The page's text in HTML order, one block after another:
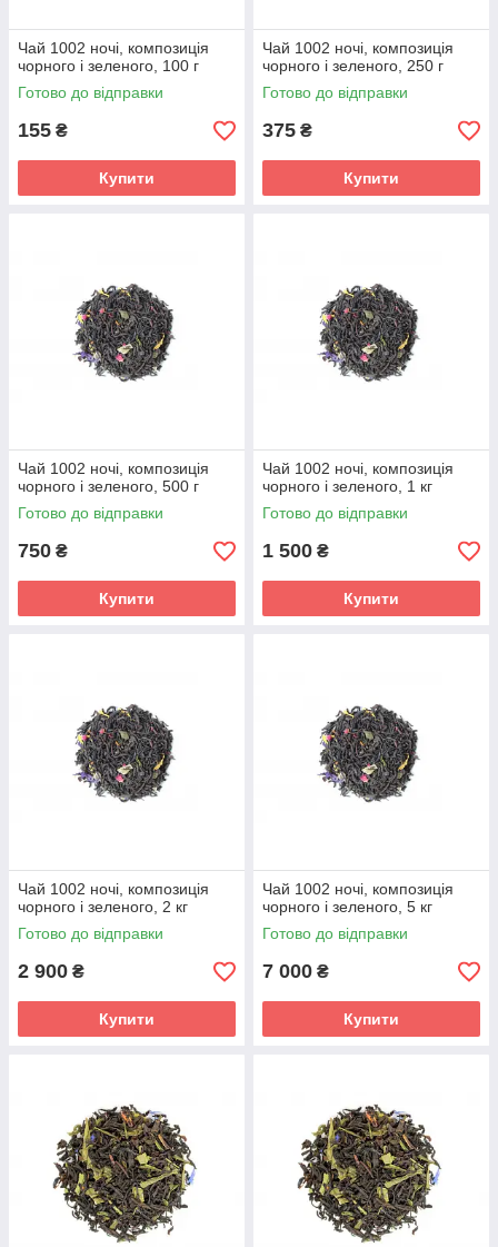
Чай 1002 ночі, композиція
чорного і зеленого, 100 г
Готово до відправки
155 ₴
Купити
Чай 1002 ночі, композиція
чорного і зеленого, 250 г
Готово до відправки
375 ₴
Купити
Чай 1002 ночі, композиція
чорного і зеленого, 500 г
Готово до відправки
750 ₴
Купити
Чай 1002 ночі, композиція
чорного і зеленого, 1 кг
Готово до відправки
1 500 ₴
Купити
Чай 1002 ночі, композиція
чорного і зеленого, 2 кг
Готово до відправки
2 900 ₴
Купити
Чай 1002 ночі, композиція
чорного і зеленого, 5 кг
Готово до відправки
7 000 ₴
Купити